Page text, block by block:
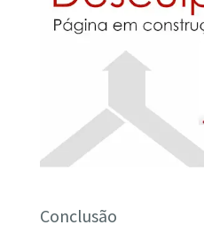
Conclusão